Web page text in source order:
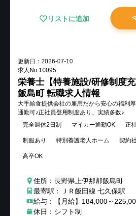
リストに追加
更新日： 2026-07-10
求人No.10095
栄養士【特養施設/研修制度
飯島町 転職求人情報
大手給食提供会社の雇用だから安心の福利
通勤可♪正社員登用制度あり、実績多数♪
完全週休2日制
マイカー通勤OK 正
制服あり 特別養護老人ホーム 契約
高卒OK
住所：長野県上伊那郡飯島町
最寄駅：ＪＲ飯田線 七久保駅
給与：【月給】184,000～
休日：シフト制